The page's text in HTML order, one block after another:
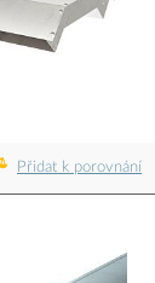
Přidat k porovnání